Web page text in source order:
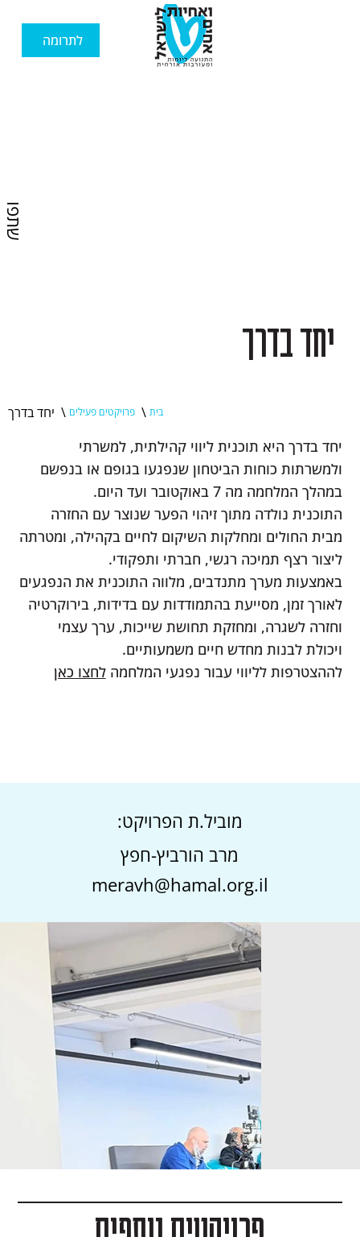
לתרומה
יחד בדרך
יחד בדרך היא תוכנית ליווי קהילתית, למשרתי
ולמשרתות כוחות הביטחון שנפגעו בגופם או בנפשם
במהלך המלחמה מה 7 באוקטובר ועד היום.
התוכנית נולדה מתוך זיהוי הפער שנוצר עם החזרה
מבית החולים ומחלקות השיקום לחיים בקהילה, ומטרתה
ליצור רצף תמיכה רגשי, חברתי ותפקודי.
באמצעות מערך מתנדבים, מלווה התוכנית את הנפגעים
לאורך זמן, מסייעת בהתמודדות עם בדידות, בירוקרטיה
וחזרה לשגרה, ומחזקת תחושת שייכות, ערך עצמי
ויכולת לבנות מחדש חיים משמעותיים.
לההצטרפות לליווי עבור נפגעי המלחמהלחצו כאן
יחד בדרך \ פרויקטים פעילים \ בית
meravh@hamal.org.il
מרב הורביץ-חפץ
מוביל.ת הפרויקט:
שתפו